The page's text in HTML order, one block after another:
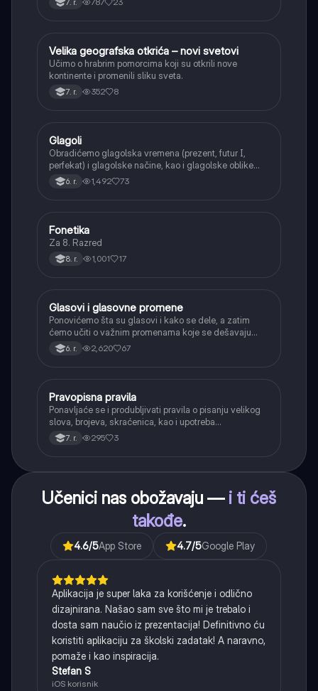
asonanca, razumevajući njihovu ulogu u tekstu.
7. r.
Istorija
Velika geografska otkrića – novi svetovi
Učimo o hrabrim pomorcima koji su otkrili nove
kontinente i promenili sliku sveta.
7. r. 352 8
Srpski jezik
Glagoli
Obradićemo glagolska vremena (prezent, futur I,
perfekat) i glagolske načine, kao i glagolske oblike
(infinitiv, glagolski pridevi i prilozi) i glagolski vid
(svršeni i nesvršeni).
6. r. 1,492 73
Srpski jezik
Fonetika
Za 8. Razred
8. r. 1,001 17
Srpski jezik
Glasovi i glasovne promene
Ponovićemo šta su glasovi i kako se dele, a zatim
ćemo učiti o važnim promenama koje se dešavaju
kada se glasovi nađu jedan pored drugog u rečima
(npr. jednačenje suglasnika po zvučnosti i mestu
6. r. 2,620 67
Srpski jezik
Pravopisna pravila
Ponavljaće se i produbljivati pravila o pisanju velikog
slova, brojeva, skraćenica, kao i upotreba
interpunkcije, sa posebnim fokusom na zarez u
složenoj rečenici.
7. r. 295 3
Učenici nas obožavaju — i ti ćeš
takođe.
4.6/5App Store 4.7/5Google Play
Aplikacija je super laka za korišćenje i odlično
dizajnirana. Našao sam sve što mi je trebalo i
dosta sam naučio iz prezentacija! Definitivno ću
koristiti aplikaciju za školski zadatak! A naravno,
pomaže i kao inspiracija.
Stefan S
iOS korisnik